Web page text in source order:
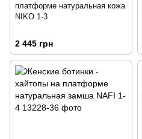
платформе натуральная кожа
NIKO 1-3
2 445 грн